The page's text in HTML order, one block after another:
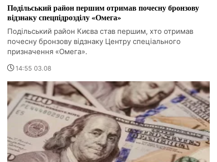
Подільський район першим отримав почесну бронзову
відзнаку спецпідрозділу «Омега»
Подільський район Києва став першим, хто отримав
почесну бронзову відзнаку Центру спеціального
призначення «Омега».
14:55 03.08